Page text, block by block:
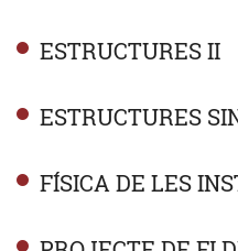
ESTRUCTURES II
ESTRUCTURES
FÍSICA DE LES